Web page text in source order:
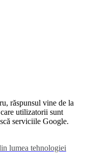
răspunsul vine de la
utilizatorii sunt
serviciile Google.
lumea tehnologiei